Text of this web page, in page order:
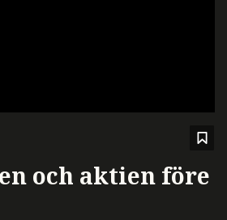
och aktien före